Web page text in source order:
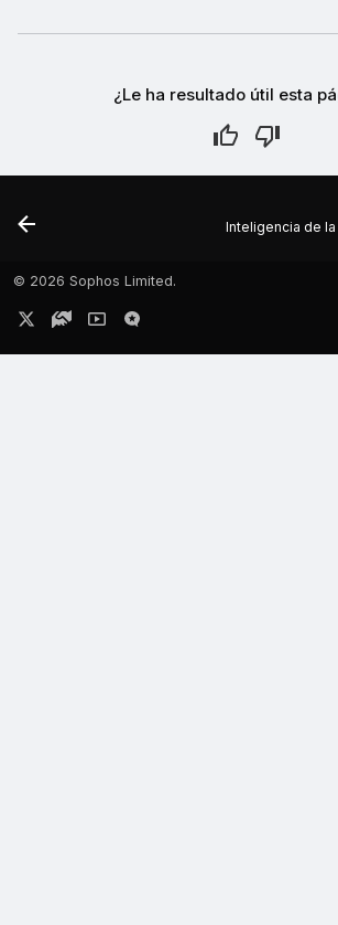
¿Le ha resultado útil esta
Inteligencia de la
© 2026 Sophos Limited.